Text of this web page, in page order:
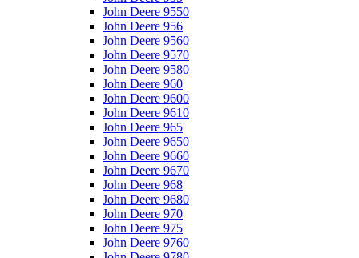
John Deere 9550
John Deere 956
John Deere 9560
John Deere 9570
John Deere 9580
John Deere 960
John Deere 9600
John Deere 9610
John Deere 965
John Deere 9650
John Deere 9660
John Deere 9670
John Deere 968
John Deere 9680
John Deere 970
John Deere 975
John Deere 9760